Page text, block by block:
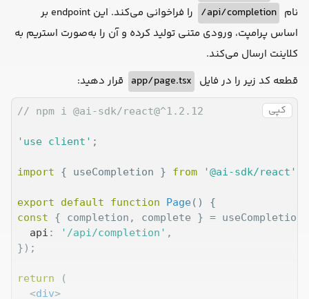
نام api/completion/
را فراخوانی می‌کند. این endpoint بر
اساس پرامپت، ورودی متنی تولید کرده و آن را به‌صورت استریم به
کلاینت ارسال می‌کند.
قطعه کد زیر را در فایل app/page.tsx قرار دهید:
کپی // npm i @ai-sdk/react@^1.2.12
'use client' ;
import { useCompletion } from '@ai-sdk/react'
export default function Page( )
const { completion, complete } =
api : '/api/completion' ,
});
return (
<div>